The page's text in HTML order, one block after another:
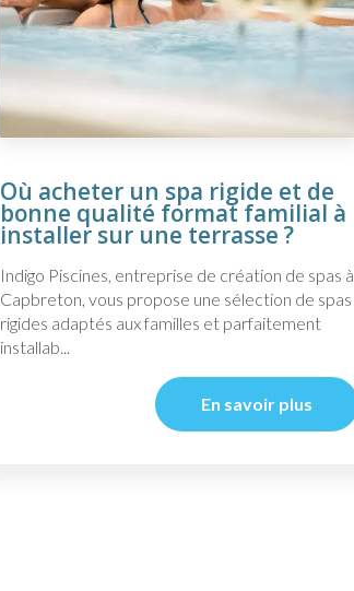
Où acheter un spa rigide et de
bonne qualité format familial à
installer sur une terrasse ?
Indigo Piscines, entreprise de création de spas à
Capbreton, vous propose une sélection de spas
rigides adaptés aux familles et parfaitement
installab...
En savoir plus